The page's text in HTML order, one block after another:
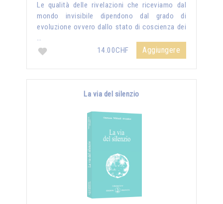
Le qualità delle rivelazioni che riceviamo dal
mondo invisibile dipendono dal grado di
evoluzione ovvero dallo stato di coscienza dei
…
14.00CHF
Aggiungere
La via del silenzio